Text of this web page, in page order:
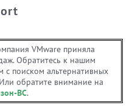
VMware приняла
Обратитесь к нашим
поиском альтернативных
обратите внимание на
ВС.